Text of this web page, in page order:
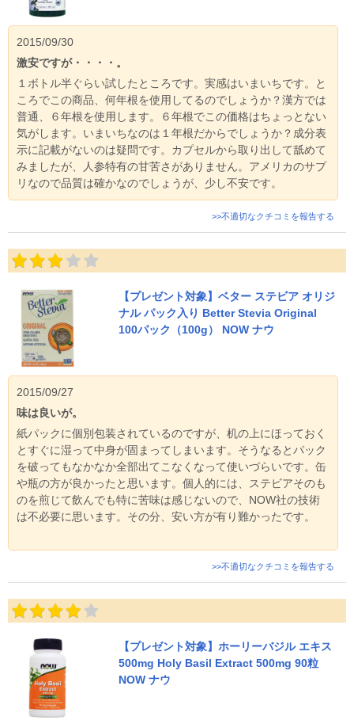
2015/09/30
激安ですが・・・・。
１ボトル半ぐらい試したところです。実感はいまいちです。と
ころでこの商品、何年根を使用してるのでしょうか？漢方では
普通、６年根を使用します。６年根でこの価格はちょっとない
気がします。いまいちなのは１年根だからでしょうか？成分表
示に記載がないのは疑問です。カプセルから取り出して舐めて
みましたが、人参特有の甘苦さがありません。アメリカのサプ
リなので品質は確かなのでしょうが、少し不安です。
>>不適切なクチコミを報告する
【プレゼント対象】ベター ステビア オリジ
ナル パック入り Better Stevia Original
100パック（100g） NOW ナウ
2015/09/27
味は良いが。
紙パックに個別包装されているのですが、机の上にほっておく
とすぐに湿って中身が固まってしまいます。そうなるとパック
を破ってもなかなか全部出てこなくなって使いづらいです。缶
や瓶の方が良かったと思います。個人的には、ステビアそのも
のを煎じて飲んでも特に苦味は感じないので、NOW社の技術
は不必要に思います。その分、安い方が有り難かったです。
>>不適切なクチコミを報告する
【プレゼント対象】ホーリーバジル エキス
500mg Holy Basil Extract 500mg 90粒
NOW ナウ